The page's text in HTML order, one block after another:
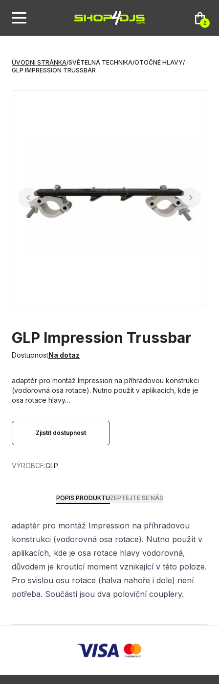
0
ÚVODNÍ STRÁNKA/SVĚTELNÁ TECHNIKA/OTOČNÉ HLAVY/
GLP IMPRESSION TRUSSBAR
GLP Impression Trussbar
DostupnostNa dotaz
adaptér pro montáž Impression na příhradovou konstrukci
(vodorovná osa rotace). Nutno použít v aplikacích, kde je
osa rotace hlavy…
Zjistit dostupnost
VÝROBCE:GLP
POPIS PRODUKTUZEPTEJTE SE NÁS
adaptér pro montáž Impression na příhradovou
konstrukci (vodorovná osa rotace). Nutno použít v
aplikacích, kde je osa rotace hlavy vodorovná,
důvodem je kroutící moment vznikající v této poloze.
Pro svislou osu rotace (halva nahoře i dole) není
potřeba. Součástí jsou dva poloviční couplery.